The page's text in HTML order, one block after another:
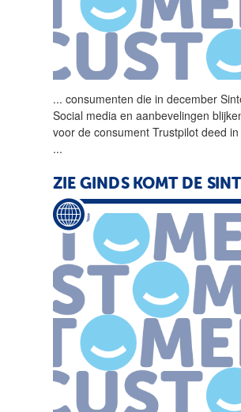
... consumenten die in december
Social media en aanbevelingen
voor de consument Trustpilot deed
...
ZIE GINDS KOMT DE